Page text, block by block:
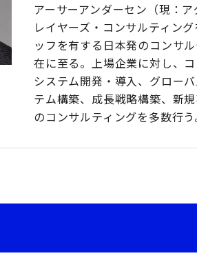
アーサーアンダーセン（現：
レイヤーズ・コンサルティン
ッフを有する日本発のコンサ
在に至る。上場企業に対し、
システム開発・導入、グロー
テム構築、成長戦略構築、新
のコンサルティングを多数行う